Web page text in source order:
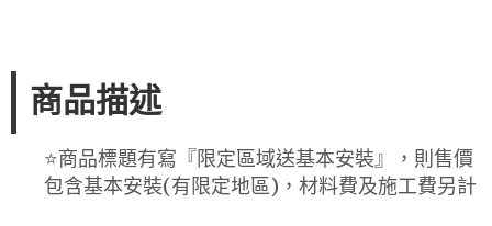
商品描述
⭐️商品標題有寫『限定區域送基本安裝』，則售價
包含基本安裝(有限定地區)，材料費及施工費另計